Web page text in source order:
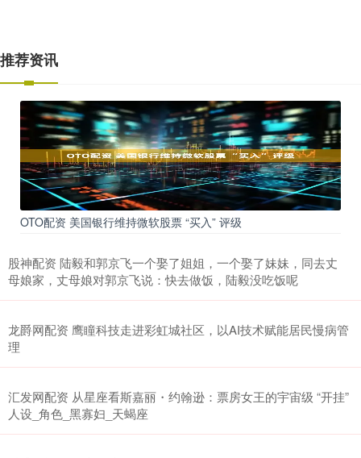
推荐资讯
OTO配资 美国银行维持微软股票 “买入” 评级
股神配资 陆毅和郭京飞一个娶了姐姐，一个娶了妹妹，同去丈
母娘家，丈母娘对郭京飞说：快去做饭，陆毅没吃饭呢
龙爵网配资 鹰瞳科技走进彩虹城社区，以AI技术赋能居民慢病管
理
汇发网配资 从星座看斯嘉丽・约翰逊：票房女王的宇宙级 “开挂”
人设_角色_黑寡妇_天蝎座